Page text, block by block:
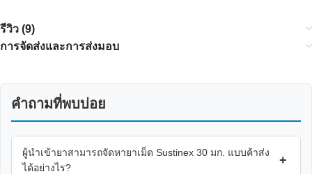
รีวิว (9)
การจัดส่งและการส่งมอบ
คำถามที่พบบ่อย
ผู้นำเข้ายาสามารถจัดหายาเม็ด Sustinex 30 มก. แบบค้าส่ง
ได้อย่างไร?
+